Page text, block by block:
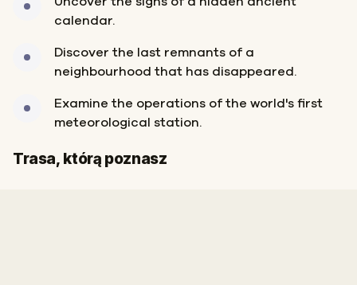
calendar.
Discover the last remnants of a
neighbourhood that has disappeared.
Examine the operations of the world's first
meteorological station.
Trasa, którą poznasz
Start
Meta